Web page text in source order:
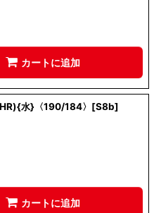
カートに追加
水}〈190/184〉[S8b]
カートに追加